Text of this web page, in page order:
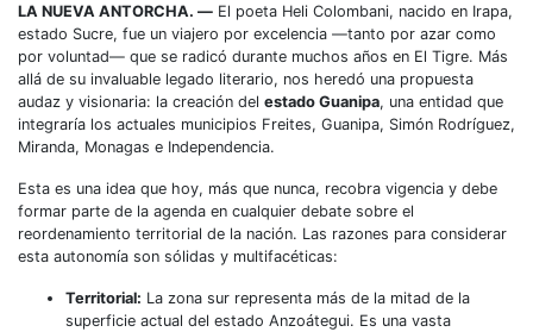
LA NUEVA ANTORCHA. — El poeta Heli Colombani, nacido en Irapa,
estado Sucre, fue un viajero por excelencia —tanto por azar como
por voluntad— que se radicó durante muchos años en El Tigre. Más
allá de su invaluable legado literario, nos heredó una propuesta
audaz y visionaria: la creación del estado Guanipa, una entidad que
integraría los actuales municipios Freites, Guanipa, Simón Rodríguez,
Miranda, Monagas e Independencia.
​Esta es una idea que hoy, más que nunca, recobra vigencia y debe
formar parte de la agenda en cualquier debate sobre el
reordenamiento territorial de la nación. Las razones para considerar
esta autonomía son sólidas y multifacéticas:
Territorial: La zona sur representa más de la mitad de la
superficie actual del estado Anzoátegui. Es una vasta